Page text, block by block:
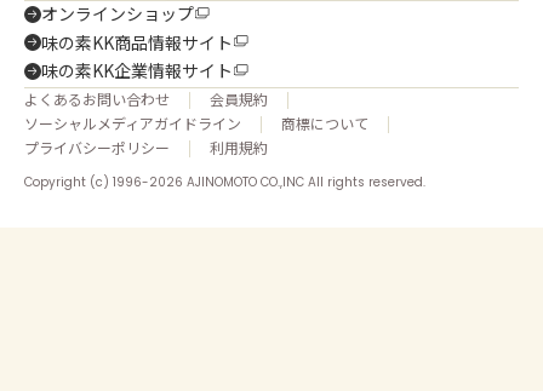
オンラインショップ
味の素KK商品情報サイト
味の素KK企業情報サイト
よくあるお問い合わせ
会員規約
ソーシャルメディアガイドライン
商標について
プライバシーポリシー
利用規約
Copyright (c) 1996-2026 AJINOMOTO CO.,INC All rights reserved.